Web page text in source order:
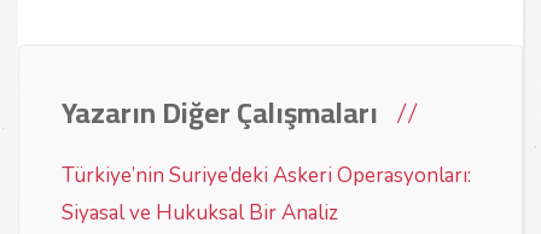
Yazarın Diğer Çalışmaları
Türkiye’nin Suriye’deki Askeri Operasyonları:
Siyasal ve Hukuksal Bir Analiz